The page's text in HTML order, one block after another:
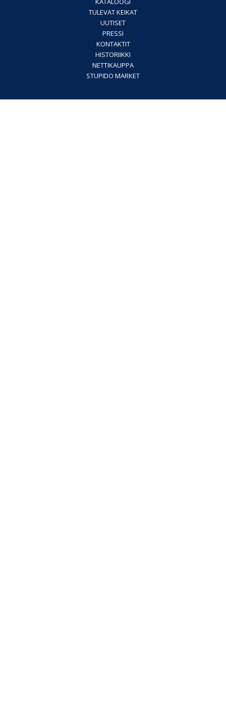
TULEVAT KEIKAT
UUTISET
PRESSI
KONTAKTIT
HISTORIIKKI
NETTIKAUPPA
STUPIDO MARKET